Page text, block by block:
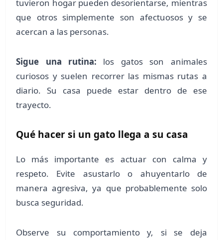
tuvieron hogar pueden desorientarse, mientras
que otros simplemente son afectuosos y se
acercan a las personas.
Sigue una rutina: los gatos son animales
curiosos y suelen recorrer las mismas rutas a
diario. Su casa puede estar dentro de ese
trayecto.
Qué hacer si un gato llega a su casa
Lo más importante es actuar con calma y
respeto. Evite asustarlo o ahuyentarlo de
manera agresiva, ya que probablemente solo
busca seguridad.
Observe su comportamiento y, si se deja